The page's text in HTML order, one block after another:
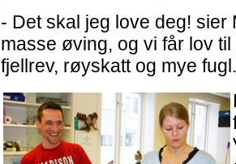
- Det skal jeg love deg! sier
masse øving, og vi får lov
fjellrev, røyskatt og mye fugl.